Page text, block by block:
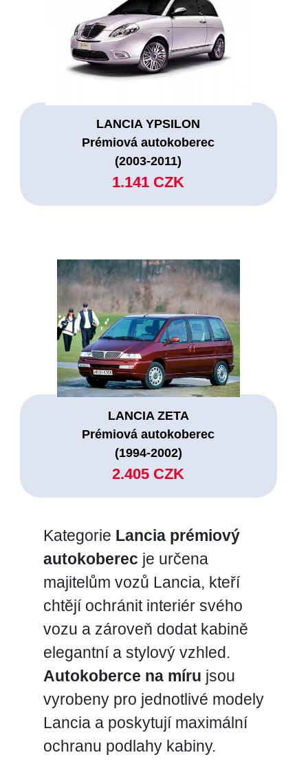
LANCIA YPSILON
Prémiová autokoberec
(2003-2011)
1.141 CZK
LANCIA ZETA
Prémiová autokoberec
(1994-2002)
2.405 CZK
Kategorie Lancia prémiový
autokoberec je určena
majitelům vozů Lancia, kteří
chtějí ochránit interiér svého
vozu a zároveň dodat kabině
elegantní a stylový vzhled.
Autokoberce na míru jsou
vyrobeny pro jednotlivé modely
Lancia a poskytují maximální
ochranu podlahy kabiny.